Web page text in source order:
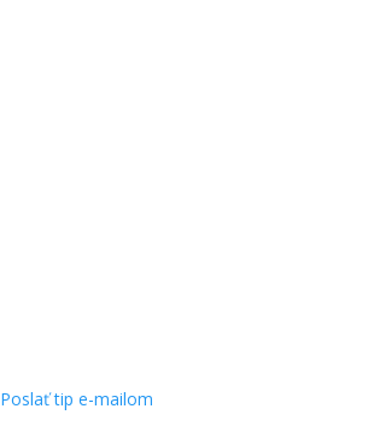
Poslať tip e-mailom